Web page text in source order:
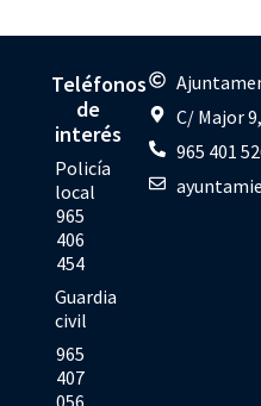
Teléfonos
de
interés
Policía
local
965
406
454
Guardia
civil
965
407
056
C/ Major
965 401